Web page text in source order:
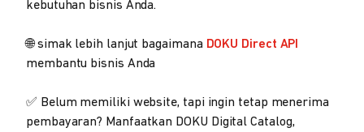
kebutuhan bisnis Anda.
🌐 simak lebih lanjut bagaimana DOKU Direct API
membantu bisnis Anda
✅ Belum memiliki website, tapi ingin tetap menerima
pembayaran? Manfaatkan DOKU Digital Catalog,